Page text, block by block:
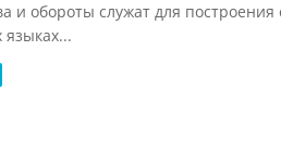
и обороты служат для
языках...